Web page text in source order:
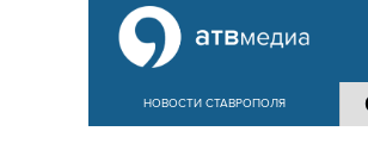
НОВОСТИ СТАВРОПОЛЯ